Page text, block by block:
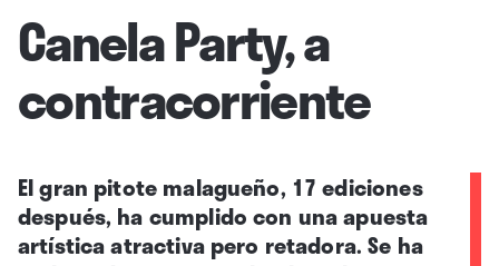
Canela Party, a
contracorriente
El gran pitote malagueño, 17 ediciones
después, ha cumplido con una apuesta
artística atractiva pero retadora. Se ha